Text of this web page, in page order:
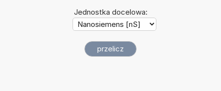
Jednostka docelowa: